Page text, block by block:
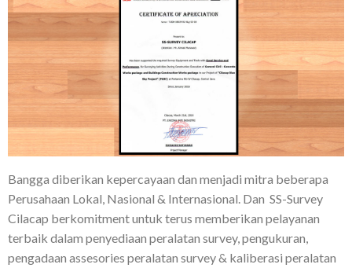
Bangga diberikan kepercayaan dan menjadi mitra beberapa
Perusahaan Lokal, Nasional & Internasional. Dan SS-Survey
Cilacap berkomitment untuk terus memberikan pelayanan
terbaik dalam penyediaan peralatan survey, pengukuran,
pengadaan assesories peralatan survey & kaliberasi peralatan